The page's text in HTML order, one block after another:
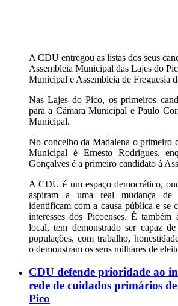
A CDU entregou as listas dos seus
Assembleia Municipal das Lajes do
Municipal e Assembleia de Freguesia
Nas Lajes do Pico, os primeiros
para a Câmara Municipal e Paulo
Municipal.
No concelho da Madalena o primeiro
Municipal é Ernesto Rodrigues,
Gonçalves é a primeiro candidato à
A CDU é um espaço democrático,
aspiram a uma real mudança
identificam com a causa pública e se
interesses dos Picoenses. É
local, tem demonstrado ser capaz
populações, com trabalho,
o demonstram os seus milhares de
CDU defende prioridade ao
rede de cuidados primários
Pico